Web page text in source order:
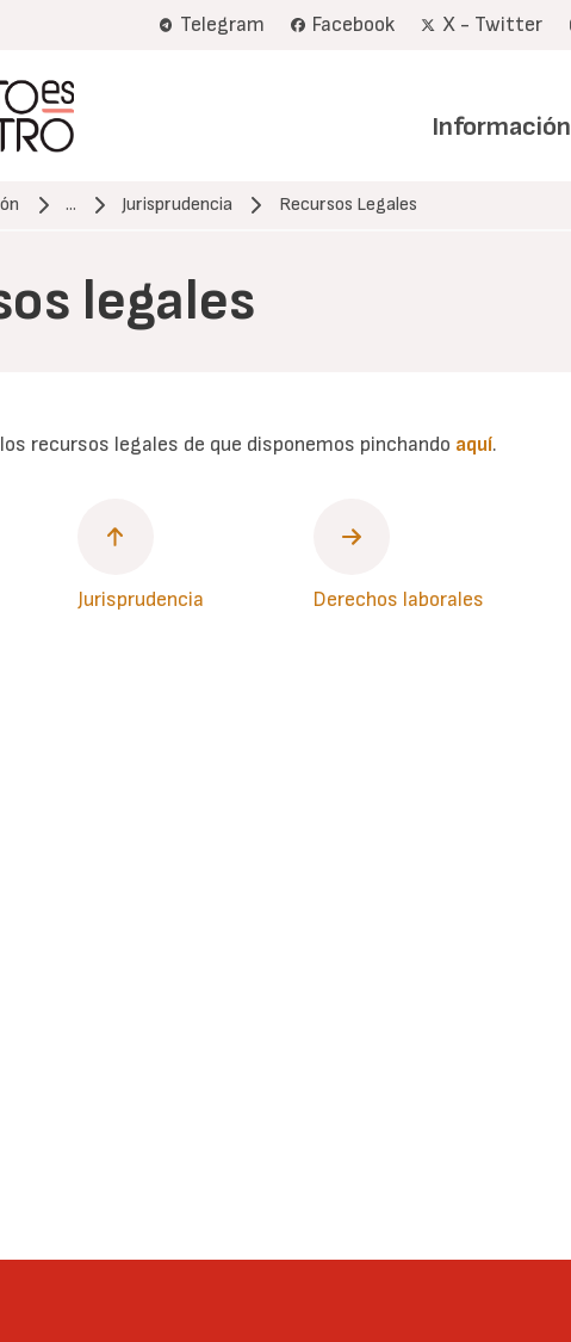
Telegram Facebook X - Twitter
Información
... Jurisprudencia Recursos Legales
legales
recursos legales de que disponemos pinchando aquí.
Jurisprudencia Derechos laborales